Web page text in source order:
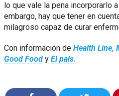
lo que vale la pena incorporarlo
embargo, hay que tener en
milagroso capaz de curar
Con información de Health Line,
Good Food y El país.